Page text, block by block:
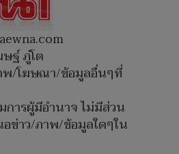
ฐ์ ภู่โต
พ/โฆษณา/ข้อมูลอื่นๆที่
การผู้มีอำนาจ ไม่มีส่วน
อข่าว/ภาพ/ข้อมูลใดๆใน